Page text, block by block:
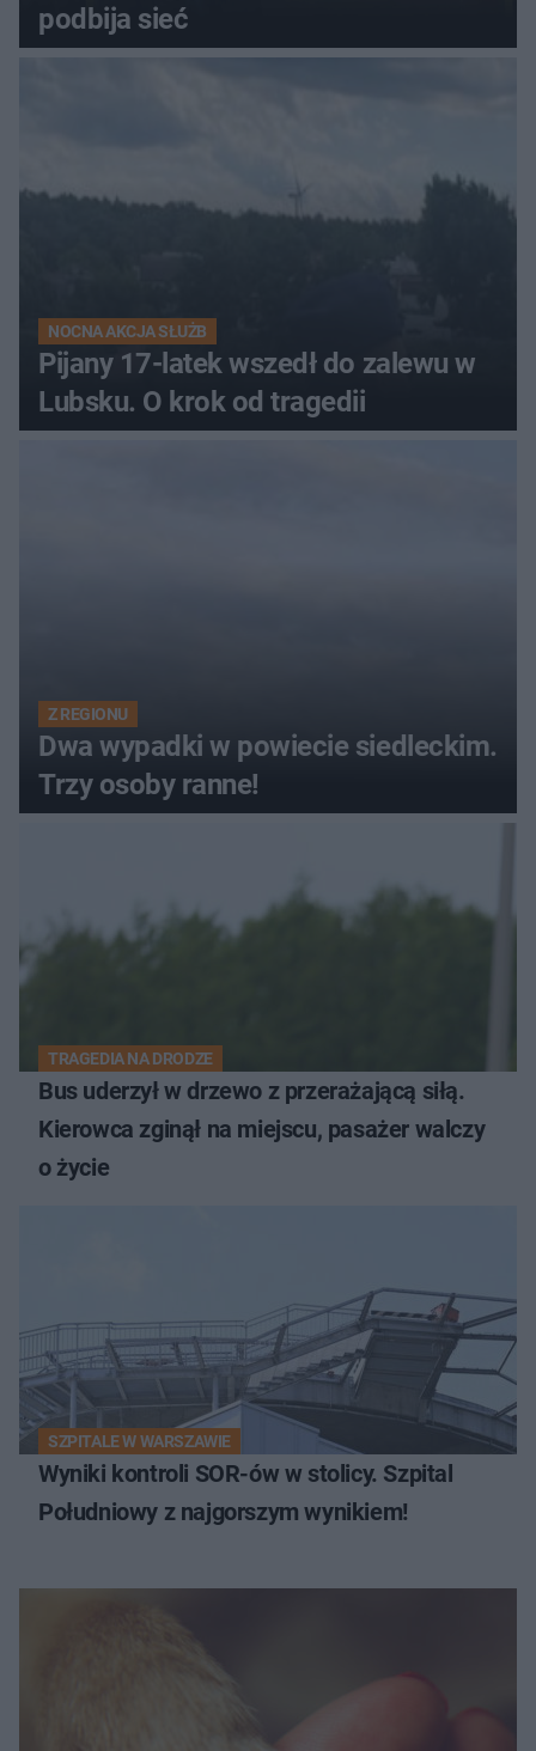
podbija sieć
NOCNA AKCJA SŁUŻB
Pijany 17-latek wszedł do zalewu w
Lubsku. O krok od tragedii
Z REGIONU
Dwa wypadki w powiecie siedleckim.
Trzy osoby ranne!
TRAGEDIA NA DRODZE
Bus uderzył w drzewo z przerażającą siłą.
Kierowca zginął na miejscu, pasażer walczy
o życie
SZPITALE W WARSZAWIE
Wyniki kontroli SOR-ów w stolicy. Szpital
Południowy z najgorszym wynikiem!